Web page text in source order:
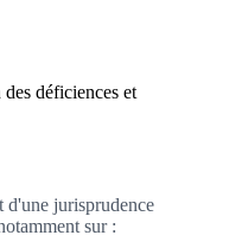
déficiences et
jurisprudence
sur :